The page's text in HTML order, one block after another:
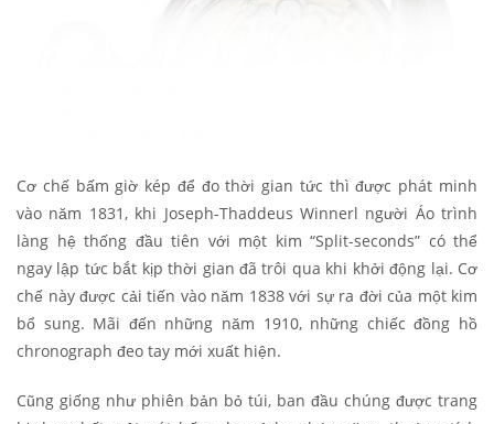
Cơ chế bấm giờ kép để đo thời gian tức thì được phát minh
vào năm 1831, khi Joseph-Thaddeus Winnerl người Áo trình
làng hệ thống đầu tiên với một kim “Split-seconds” có thể
ngay lập tức bắt kịp thời gian đã trôi qua khi khởi động lại. Cơ
chế này được cải tiến vào năm 1838 với sự ra đời của một kim
bổ sung. Mãi đến những năm 1910, những chiếc đồng hồ
chronograph đeo tay mới xuất hiện.
Cũng giống như phiên bản bỏ túi, ban đầu chúng được trang